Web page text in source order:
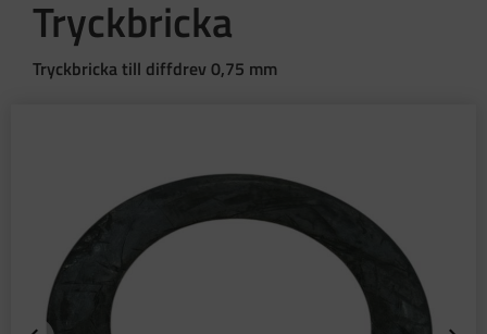
Tryckbricka
Tryckbricka till diffdrev 0,75 mm